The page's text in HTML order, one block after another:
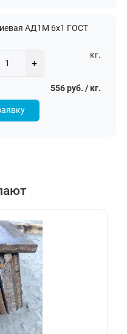
АД1М 6х1 ГОСТ
+
кг.
556 руб. / кг.